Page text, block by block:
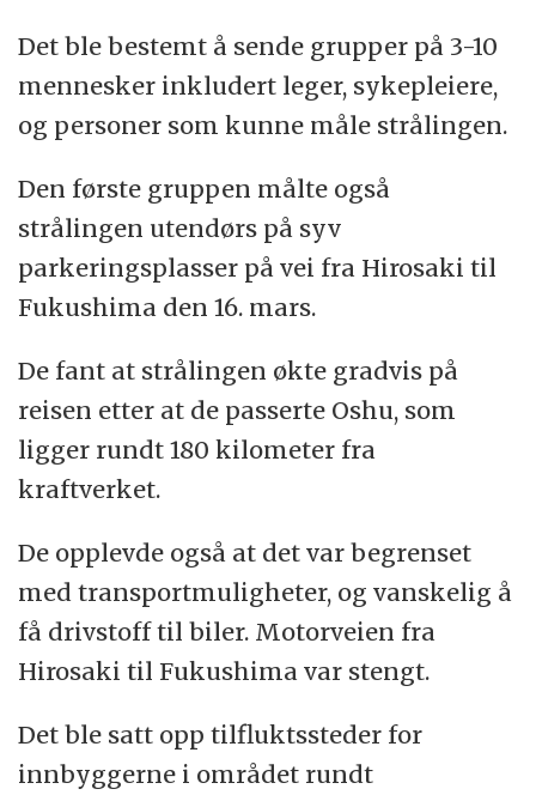
Det ble bestemt å sende grupper på 3-10
mennesker inkludert leger, sykepleiere,
og personer som kunne måle strålingen.
Den første gruppen målte også
strålingen utendørs på syv
parkeringsplasser på vei fra Hirosaki til
Fukushima den 16. mars.
De fant at strålingen økte gradvis på
reisen etter at de passerte Oshu, som
ligger rundt 180 kilometer fra
kraftverket.
De opplevde også at det var begrenset
med transportmuligheter, og vanskelig å
få drivstoff til biler. Motorveien fra
Hirosaki til Fukushima var stengt.
Det ble satt opp tilfluktssteder for
innbyggerne i området rundt